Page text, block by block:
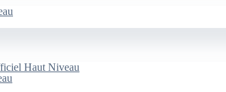
Haut Niveau